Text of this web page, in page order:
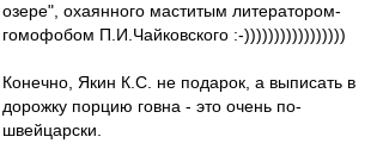
озере", охаянного маститым литератором-
гомофобом П.И.Чайковского :-)))))))))))))))))
Конечно, Якин К.С. не подарок, а выписать в
дорожку порцию говна - это очень по-
швейцарски.